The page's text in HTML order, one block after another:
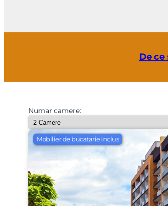
De
Numar camere:
Mobilier de bucatarie inclus